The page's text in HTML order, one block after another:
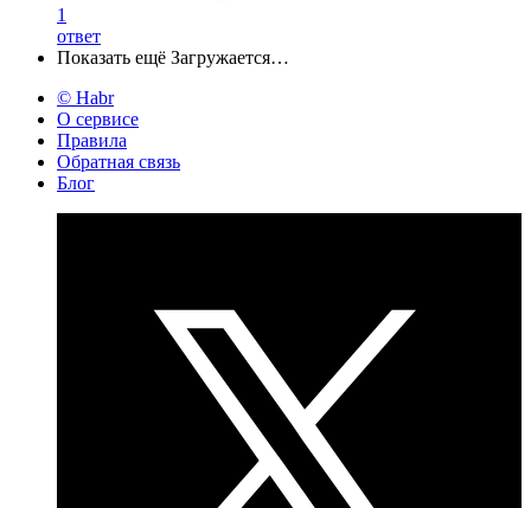
1
ответ
Показать ещё Загружается…
© Habr
О сервисе
Правила
Обратная связь
Блог